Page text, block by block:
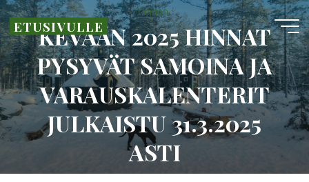
Skip
to
content
ETUSIVULLE
Yleinen
KEVÄÄN 2025 HINNAT
PYSYVÄT SAMOINA JA
VARAUSKALENTERIT
JULKAISTU 31.3.2025
ASTI